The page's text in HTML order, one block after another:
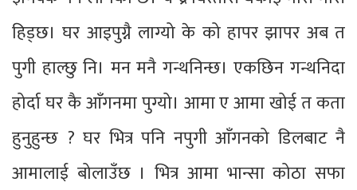
हिड्छ। घर आइपुग्नै लाग्यो के को हापर झापर अब त
पुगी हाल्छु नि। मन मनै गन्थनिन्छ। एकछिन गन्थनिदा
होर्दा घर कै आँगनमा पुग्यो। आमा ए आमा खोई त कता
हुनुहुन्छ ? घर भित्र पनि नपुगी आँगनको डिलबाट नै
आमालाई बोलाउँछ । भित्र आमा भान्सा कोठा सफा